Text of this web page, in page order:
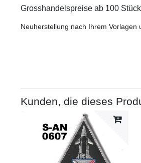
Grosshandelspreise ab 100
Neuherstellung nach Ihrem Vorlagen
Kunden, die dieses